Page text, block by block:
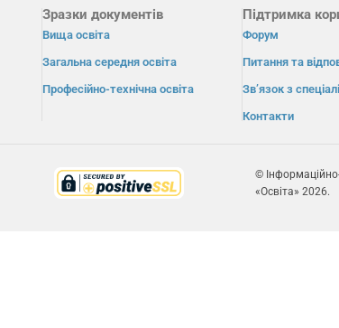
Зразки документів
Вища освіта
Загальна середня освіта
Професійно-технічна освіта
Підтримка
Форум
Питання та
Зв’язок з
Контакти
©
«Освіта» 2026.